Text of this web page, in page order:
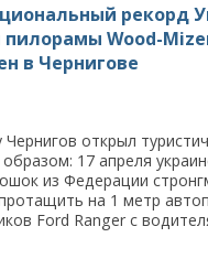
рекорд
Wood-
в Чернигове
открыл
17 апреля
из Федерации
на 1 метр
Ford Ranger с
...